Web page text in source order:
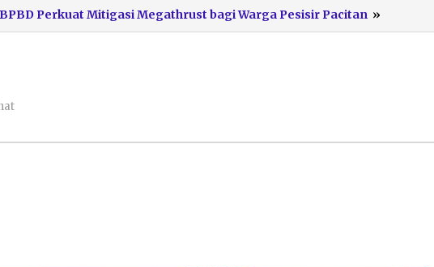
Perkuat Mitigasi Megathrust bagi Warga Pesisir Pacitan »